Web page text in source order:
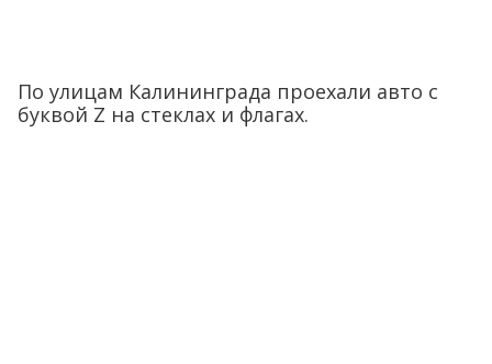
По улицам Калининграда проехали авто с
буквой Z на стеклах и флагах.